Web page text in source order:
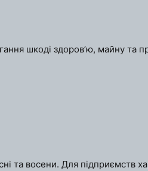
шкоді здоров’ю, майну та
та восени. Для підприємств